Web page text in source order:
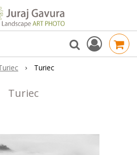
Turiec
Turiec